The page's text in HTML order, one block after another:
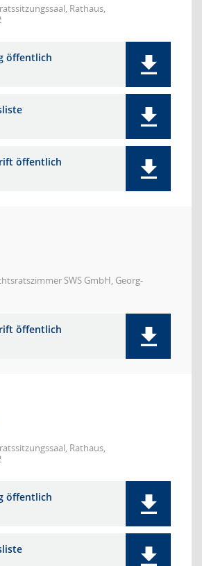
Rathaus,
öffentlich
öffentlich
SWS GmbH, Georg-
öffentlich
Rathaus,
öffentlich